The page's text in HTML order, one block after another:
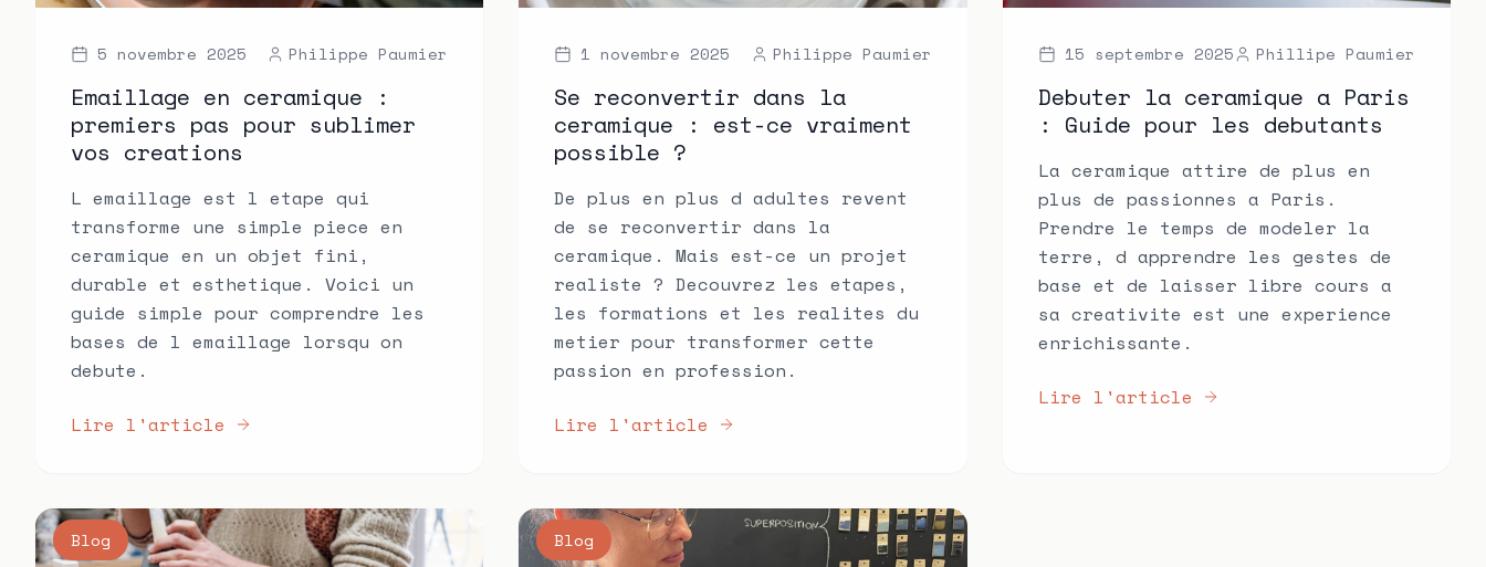
5 novembre 2025 Philippe Paumier
Emaillage en ceramique :
premiers pas pour sublimer
vos creations
L emaillage est l etape qui
transforme une simple piece en
ceramique en un objet fini,
durable et esthetique. Voici un
guide simple pour comprendre les
bases de l emaillage lorsqu on
debute.
Lire l'article
1 novembre 2025 Philippe Paumier
Se reconvertir dans la
ceramique : est-ce vraiment
possible ?
De plus en plus d adultes revent
de se reconvertir dans la
ceramique. Mais est-ce un projet
realiste ? Decouvrez les etapes,
les formations et les realites du
metier pour transformer cette
passion en profession.
Lire l'article
15 septembre 2025 Phillipe Paumier
Debuter la ceramique a Paris
: Guide pour les debutants
La ceramique attire de plus en
plus de passionnes a Paris.
Prendre le temps de modeler la
terre, d apprendre les gestes de
base et de laisser libre cours a
sa creativite est une experience
enrichissante.
Lire l'article
Blog Blog